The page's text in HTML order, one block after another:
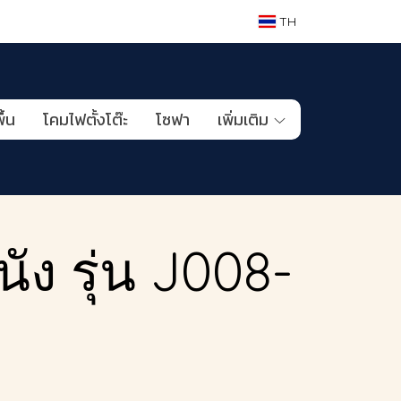
TH
น โคมไฟตั้งโต๊ะ โซฟา เพิ่มเติม
รุ่น J008-